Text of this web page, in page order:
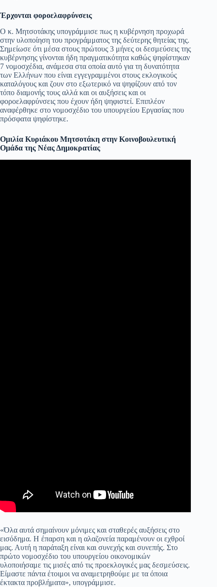
Έρχονται φοροελαφρύνσεις
Ο κ. Μητσοτάκης υπογράμμισε πως η κυβέρνηση προχωρά
στην υλοποίηση του προγράμματος της δεύτερης θητείας της.
Σημείωσε ότι μέσα στους πρώτους 3 μήνες οι δεσμεύσεις της
κυβέρνησης γίνονται ήδη πραγματικότητα καθώς ψηφίστηκαν
7 νομοσχέδια, ανάμεσα στα οποία αυτό για τη δυνατότητα
των Ελλήνων που είναι εγγεγραμμένοι στους εκλογικούς
καταλόγους και ζουν στο εξωτερικό να ψηφίζουν από τον
τόπο διαμονής τους αλλά και οι αυξήσεις και οι
φοροελαφρύνσεις που έχουν ήδη ψηφιστεί. Επιπλέον
αναφέρθηκε στο νομοσχέδιο του υπουργείου Εργασίας που
πρόσφατα ψηφίστηκε.
Ομιλία Κυριάκου Μητσοτάκη στην Κοινοβουλευτική
Ομάδα της Νέας Δημοκρατίας
«Όλα αυτά σημαίνουν μόνιμες και σταθερές αυξήσεις στο
εισόδημα. Η έπαρση και η αλαζονεία παραμένουν οι εχθροί
μας. Αυτή η παράταξη είναι και συνεχής και συνεπής. Στο
πρώτο νομοσχέδιο του υπουργείου οικονομικών
υλοποιήσαμε τις μισές από τις προεκλογικές μας δεσμεύσεις.
Είμαστε πάντα έτοιμοι να αναμετρηθούμε με τα όποια
έκτακτα προβλήματα», υπογράμμισε.